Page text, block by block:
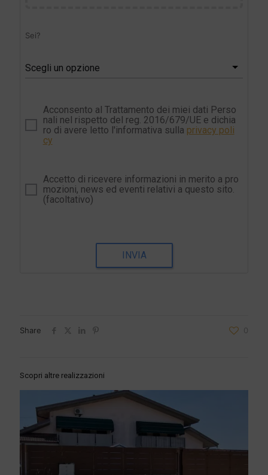
Sei?
Scegli un opzione
Acconsento al Trattamento dei miei dati Perso
nali nel rispetto del reg. 2016/679/UE e dichia
ro di avere letto l'informativa sulla privacy poli
cy
Accetto di ricevere informazioni in merito a pro
mozioni, news ed eventi relativi a questo sito.
(facoltativo)
INVIA
Share 0
Scopri altre realizzazioni